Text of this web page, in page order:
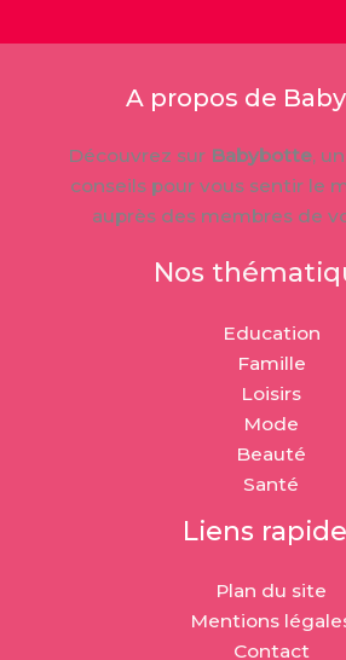
A propos de
Découvrez sur Babybotte,
conseils pour vous sentir le
auprès des membres de
Nos
Education
Famille
Loisirs
Mode
Beauté
Santé
Liens
Plan du site
Mentions
Contact